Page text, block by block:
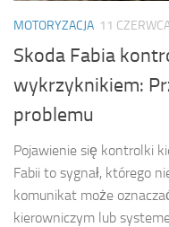
MOTORYZACJA 11
Skoda Fabia
wykrzyknikiem:
problemu
Pojawienie się kontrolki
Fabii to sygnał, którego
komunikat może
kierowniczym lub